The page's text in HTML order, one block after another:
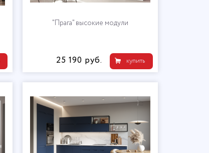
"Прага" высокие модули
купить
25 190 руб.